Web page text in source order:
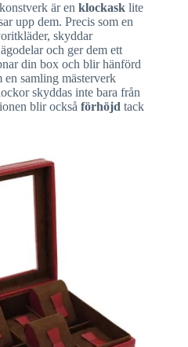
är en klockask lite
upp dem. Precis som en
skyddar
och ger dem ett
din box och blir hänförd
en samling mästerverk
skyddas inte bara från
blir också förhöjd tack